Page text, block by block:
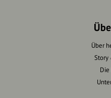
Über
Story
Die